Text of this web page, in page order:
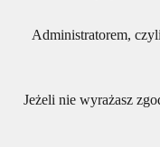
Administratorem,
Jeżeli nie wyrażasz